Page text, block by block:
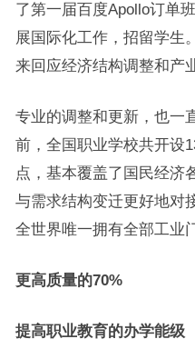
了第一届百度Apollo订单
展国际化工作，招留学生
来回应经济结构调整和产
专业的调整和更新，也一
前，全国职业学校共开设
点，基本覆盖了国民经济
与需求结构变迁更好地对
全世界唯一拥有全部工业
更高质量的70%
提高职业教育的办学能级